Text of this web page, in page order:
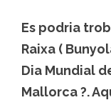
Es podria
Raixa (
Dia Mundial
Mallorca ?.